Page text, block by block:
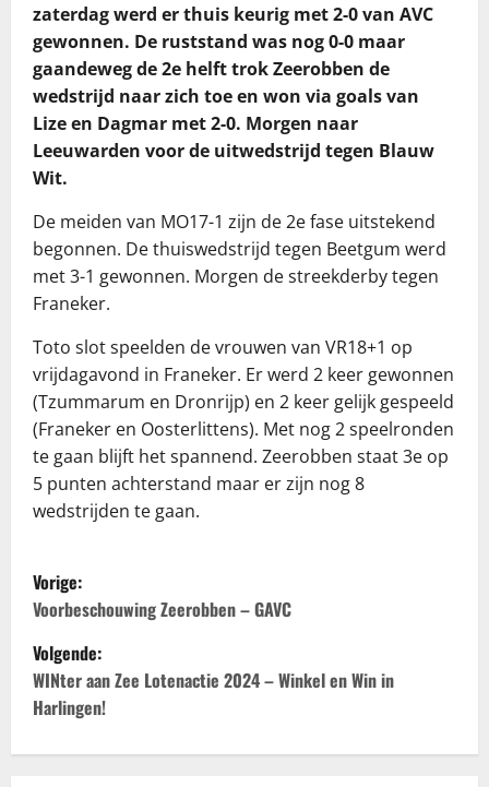
zaterdag werd er thuis keurig met 2-0 van AVC
gewonnen. De ruststand was nog 0-0 maar
gaandeweg de 2e helft trok Zeerobben de
wedstrijd naar zich toe en won via goals van
Lize en Dagmar met 2-0. Morgen naar
Leeuwarden voor de uitwedstrijd tegen Blauw
Wit.
De meiden van MO17-1 zijn de 2e fase uitstekend
begonnen. De thuiswedstrijd tegen Beetgum werd
met 3-1 gewonnen. Morgen de streekderby tegen
Franeker.
Toto slot speelden de vrouwen van VR18+1 op
vrijdagavond in Franeker. Er werd 2 keer gewonnen
(Tzummarum en Dronrijp) en 2 keer gelijk gespeeld
(Franeker en Oosterlittens). Met nog 2 speelronden
te gaan blijft het spannend. Zeerobben staat 3e op
5 punten achterstand maar er zijn nog 8
wedstrijden te gaan.
B
e
r
i
c
Vorige:
Voorbeschouwing Zeerobben – GAVC
Volgende:
WINter aan Zee Lotenactie 2024 – Winkel en Win in
Harlingen!